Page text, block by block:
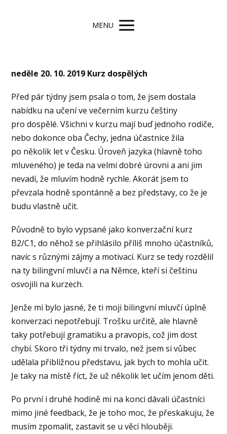
MENU
neděle 20. 10. 2019 Kurz dospělých
Před pár týdny jsem psala o tom, že jsem dostala
nabídku na učení ve večerním kurzu češtiny
pro dospělé. Všichni v kurzu mají buď jednoho rodiče,
nebo dokonce oba Čechy, jedna účastnice žila
po několik let v Česku. Úroveň jazyka (hlavně toho
mluveného) je teda na velmi dobré úrovni a ani jim
nevadí, že mluvím hodně rychle. Akorát jsem to
převzala hodně spontánně a bez představy, co že je
budu vlastně učit.
Původně to bylo vypsané jako konverzační kurz
B2/C1, do něhož se přihlásilo příliš mnoho účastníků,
navíc s různými zájmy a motivací. Kurz se tedy rozdělil
na ty bilingvní mluvčí a na Němce, kteří si češtinu
osvojili na kurzech.
Jenže mi bylo jasné, že ti moji bilingvní mluvčí úplně
konverzaci nepotřebují. Trošku určitě, ale hlavně
taky potřebují gramatiku a pravopis, což jim dost
chybí. Skoro tři týdny mi trvalo, než jsem si vůbec
udělala přibližnou představu, jak bych to mohla učit.
Je taky na místě říct, že už několik let učím jenom děti.
Po první i druhé hodině mi na konci dávali účastníci
mimo jiné feedback, že je toho moc, že přeskakuju, že
musím zpomalit, zastavit se u věcí hlouběji.